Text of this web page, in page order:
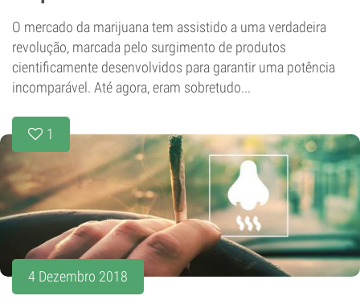
O mercado da marijuana tem assistido a uma verdadeira
revolução, marcada pelo surgimento de produtos
cientificamente desenvolvidos para garantir uma potência
incomparável. Até agora, eram sobretudo...
1
4 Dezembro 2018